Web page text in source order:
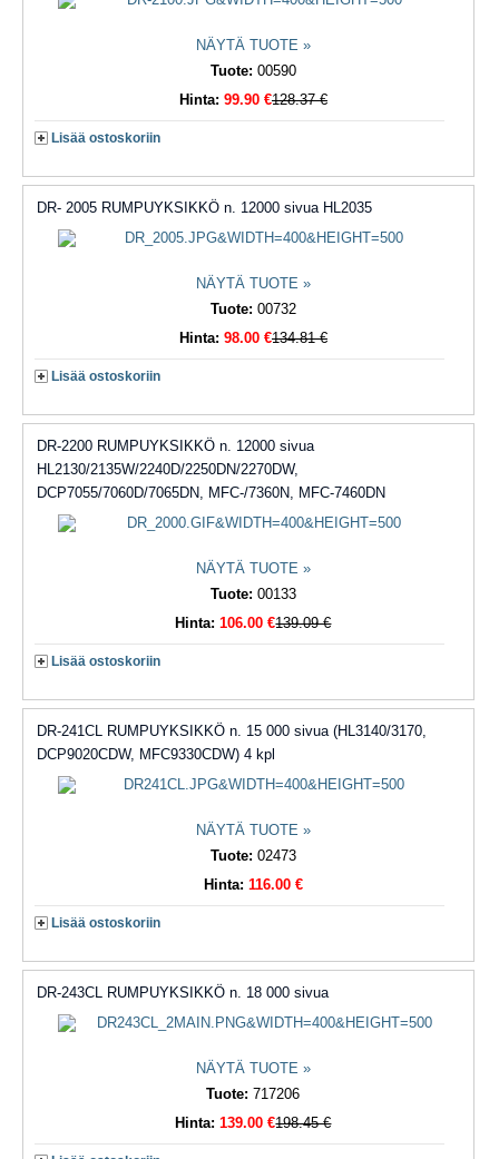
NÄYTÄ TUOTE »
Tuote: 00590
Hinta: 99.90 €128.37 €
Lisää ostoskoriin
DR- 2005 RUMPUYKSIKKÖ n. 12000 sivua HL2035
NÄYTÄ TUOTE »
Tuote: 00732
Hinta: 98.00 €134.81 €
Lisää ostoskoriin
DR-2200 RUMPUYKSIKKÖ n. 12000 sivua
HL2130/2135W/2240D/2250DN/2270DW,
DCP7055/7060D/7065DN, MFC-/7360N, MFC-7460DN
NÄYTÄ TUOTE »
Tuote: 00133
Hinta:106.00 €139.09 €
Lisää ostoskoriin
DR-241CL RUMPUYKSIKKÖ n. 15 000 sivua (HL3140/3170,
DCP9020CDW, MFC9330CDW) 4 kpl
NÄYTÄ TUOTE »
Tuote: 02473
Hinta: 116.00 €
Lisää ostoskoriin
DR-243CL RUMPUYKSIKKÖ n. 18 000 sivua
NÄYTÄ TUOTE »
Tuote:717206
Hinta:139.00 €198.45 €